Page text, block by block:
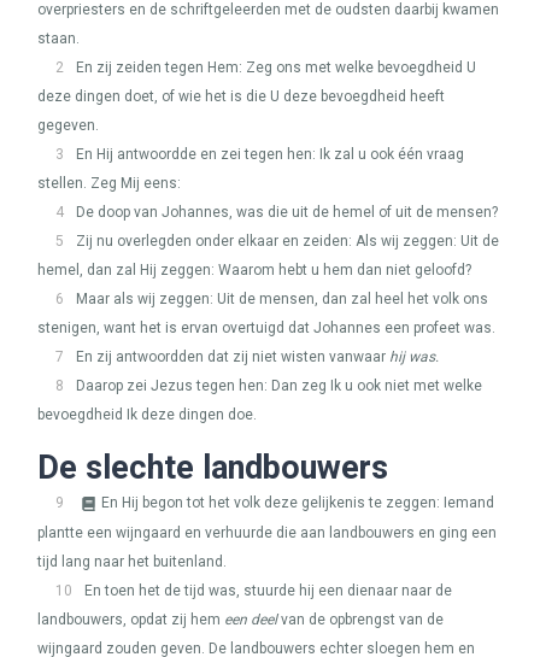
overpriesters en de schriftgeleerden met de oudsten daarbij kwamen
staan.
2
En zij zeiden tegen Hem: Zeg ons met welke bevoegdheid U
deze dingen doet, of wie het is die U deze bevoegdheid heeft
gegeven.
3
En Hij antwoordde en zei tegen hen: Ik zal u ook één vraag
stellen. Zeg Mij eens:
4
De doop van Johannes, was die uit de hemel of uit de mensen?
5
Zij nu overlegden onder elkaar en zeiden: Als wij zeggen: Uit de
hemel, dan zal Hij zeggen: Waarom hebt u hem dan niet geloofd?
6
Maar als wij zeggen: Uit de mensen, dan zal heel het volk ons
stenigen, want het is ervan overtuigd dat Johannes een profeet was.
7
En zij antwoordden dat zij niet wisten vanwaar hij was.
8
Daarop zei Jezus tegen hen: Dan zeg Ik u ook niet met welke
bevoegdheid Ik deze dingen doe.
De slechte landbouwers
9
En Hij begon tot het volk deze gelijkenis te zeggen: Iemand
plantte een wijngaard en verhuurde die aan landbouwers en ging een
tijd lang naar het buitenland.
10
En toen het de tijd was, stuurde hij een dienaar naar de
landbouwers, opdat zij hem een deelvan de opbrengst van de
wijngaard zouden geven. De landbouwers echter sloegen hem en